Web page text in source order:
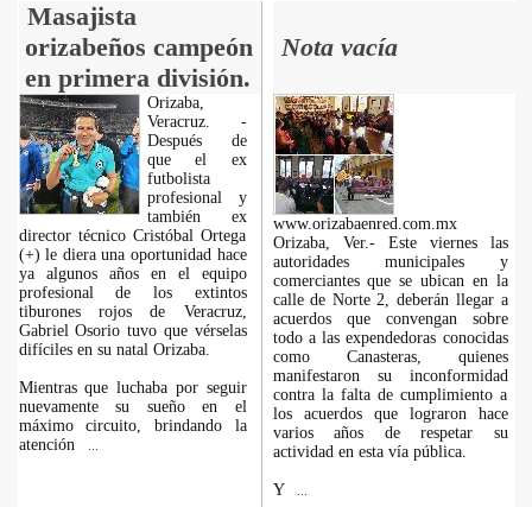
Masajista
orizabeños campeón
en primera división.
Nota vacía
Orizaba,
Veracruz. -
Después de
que el ex
futbolista
profesional y
también ex
director técnico Cristóbal Ortega
(+) le diera una oportunidad hace
ya algunos años en el equipo
profesional de los extintos
tiburones rojos de Veracruz,
Gabriel Osorio tuvo que vérselas
difíciles en su natal Orizaba.
Mientras que luchaba por seguir
nuevamente su sueño en el
máximo circuito, brindando la
atención
www.orizabaenred.com.mx
Orizaba, Ver.- Este viernes las
autoridades municipales y
comerciantes que se ubican en la
calle de Norte 2, deberán llegar a
acuerdos que convengan sobre
todo a las expendedoras conocidas
como Canasteras, quienes
manifestaron su inconformidad
contra la falta de cumplimiento a
los acuerdos que lograron hace
varios años de respetar su
actividad en esta vía pública.
Y